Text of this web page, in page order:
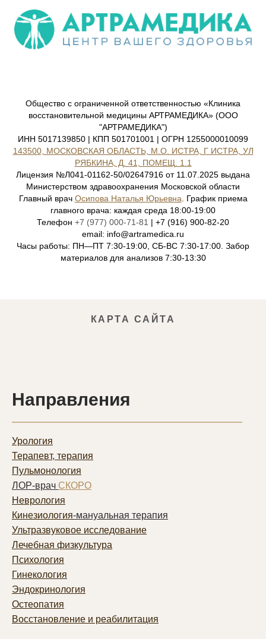
Общество с ограниченной ответственностью «Клиника
восстановительной медицины АРТРАМЕДИКА» (ООО
"АРТРАМЕДИКА")
ИНН 5017139850 | КПП 501701001 | ОГРН 1255000010099
143500, МОСКОВСКАЯ ОБЛАСТЬ, М.О. ИСТРА, Г ИСТРА, УЛ
РЯБКИНА, Д. 41, ПОМЕЩ. 1.1
Лицензия №Л041-01162-50/02647916 от 11.07.2025 выдана
Министерством здравоохранения Московской области
Главный врач Осипова Наталья Юрьевна . График приема
главного врача: каждая среда 18:00-19:00
Телефон +7 (977) 000-71-81 | +7 (916) 900-82-20
email: info@artramedica.ru
Часы работы: ПН—ПТ 7:30-19:00, СБ-ВС 7:30-17:00. Забор
материалов для анализов 7:30-13:30
КАРТА САЙТА
Направления
Урология
Терапевт, терапия
Пульмонология
ЛОР-врач СКОРО
Неврология
Кинезиология-мануальная терапия
Ультразвуковое исследование
Лечебная физкультура
Психология
Гинекология
Эндокринология
Остеопатия
Восстановление и реабилитация